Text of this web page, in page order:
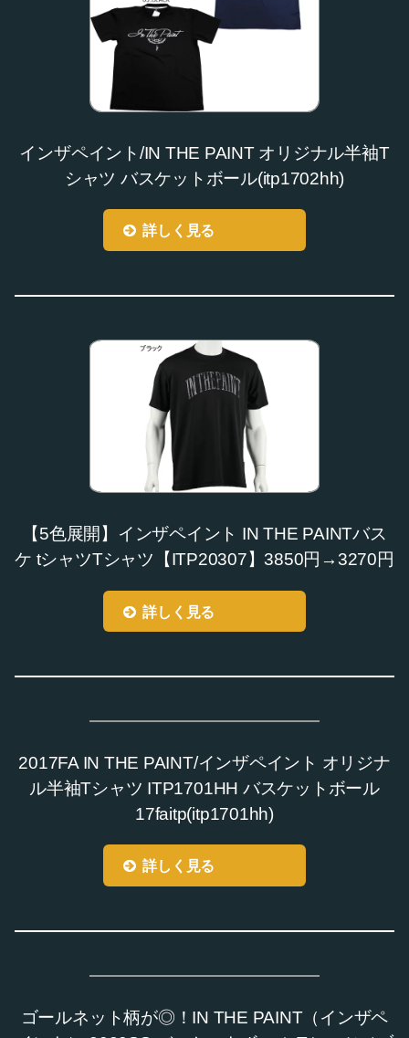
インザペイント/IN THE PAINT オリジナル半袖T
シャツ バスケットボール(itp1702hh)
詳しく見る
【5色展開】インザペイント IN THE PAINTバス
ケ tシャツTシャツ【ITP20307】3850円→3270円
詳しく見る
2017FA IN THE PAINT/インザペイント オリジナ
ル半袖Tシャツ ITP1701HH バスケットボール
17faitp(itp1701hh)
詳しく見る
ゴールネット柄が◎！IN THE PAINT（インザペ